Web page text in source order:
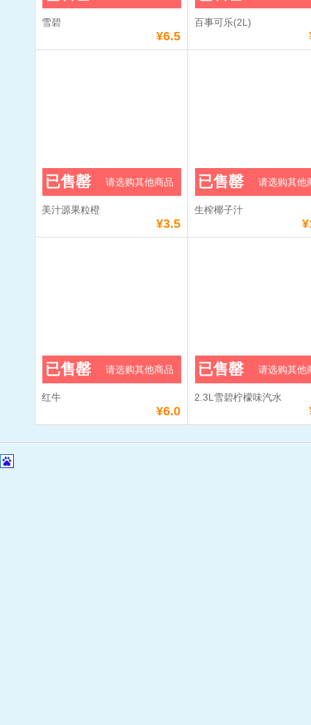
雪碧
¥6.5
百事可乐(2L)
美汁源果粒橙
¥3.5
已售罄 请选购其他商品
生榨椰子汁
已售罄 请选购其他
红牛
¥6.0
已售罄 请选购其他商品
2.3L雪碧柠檬味汽水
已售罄 请选购其他